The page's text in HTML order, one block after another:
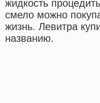
жидкость
смело можно
жизнь. Левитра
названию.